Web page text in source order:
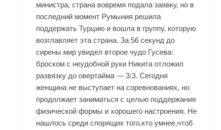
министра, страна вовремя подала заявку, но в
последний момент Румыния решила
поддержать Турцию и вошла в группу, которую
возглавляет эта страна. За 56 секунд до
сирены мир увидел второе чудо Гусева:
броском с неудобной руки Никита отложил
развязку до овертайма — 3:3. Сегодня
женщина не выступает на соревнованиях, но
продолжает заниматься с целью поддержания
физической формы и хорошего настроения. Не
нашлось среди спорящих того,кто умнее,чтоб